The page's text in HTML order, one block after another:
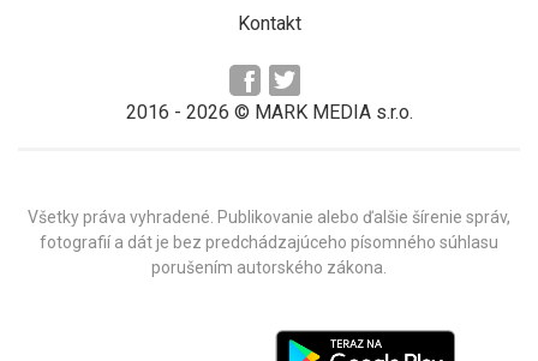
Kontakt
2016 - 2026 © MARK MEDIA s.r.o.
Všetky práva vyhradené. Publikovanie alebo ďalšie šírenie správ,
fotografií a dát je bez predchádzajúceho písomného súhlasu
porušením autorského zákona.